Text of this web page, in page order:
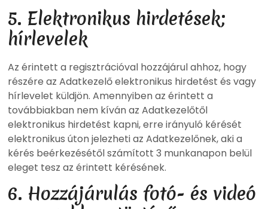
5. Elektronikus hirdetések;
hírlevelek
Az érintett a regisztrációval hozzájárul ahhoz, hogy
részére az Adatkezelő elektronikus hirdetést és vagy
hírlevelet küldjön. Amennyiben az érintett a
továbbiakban nem kíván az Adatkezelőtől
elektronikus hirdetést kapni, erre irányuló kérését
elektronikus úton jelezheti az Adatkezelőnek, aki a
kérés beérkezésétől számított 3 munkanapon belül
eleget tesz az érintett kérésének.
6. Hozzájárulás fotó- és videó